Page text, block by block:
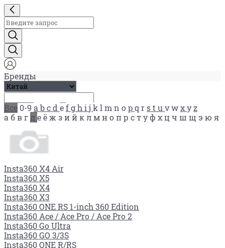
Бренды
Все 0-9 a bcd efgh i j k l m n opq rst u vwxyz
а бвг деёж зийклмнопр стуф хц ч ш щ э ю я
Insta360 X4 Air
Insta360 X5
Insta360 X4
Insta360 X3
Insta360 ONE RS 1-inch 360 Edition
Insta360 Ace / Ace Pro / Ace Pro 2
Insta360 Go Ultra
Insta360 GO 3/3S
Insta360 ONE R/RS